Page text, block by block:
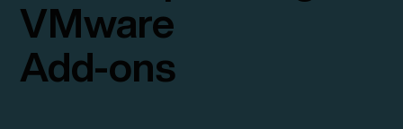
VMware
Add-ons